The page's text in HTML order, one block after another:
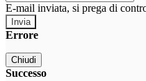
E-mail inviata, si prega di
Errore
Chiudi
Successo